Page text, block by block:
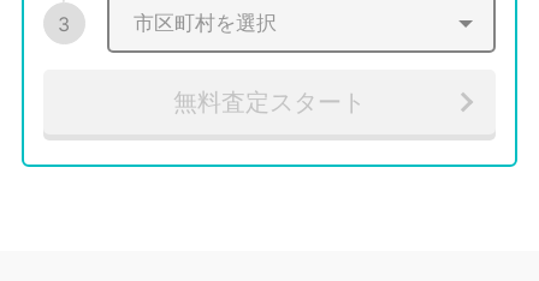
3
無料査定スタート